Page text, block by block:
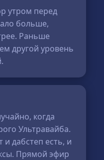
утром перед
больше,
Раньше
другой уровень
когда
Ультравайба.
и дабстеп есть, и
Прямой эфир